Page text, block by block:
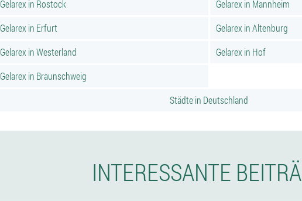
Gelarex in Rostock
Gelarex in Mannheim
Gelarex in Erfurt
Gelarex in Altenburg
Gelarex in Westerland
Gelarex in Hof
Gelarex in Braunschweig
Städte in Deutschland
INTERESSANTE